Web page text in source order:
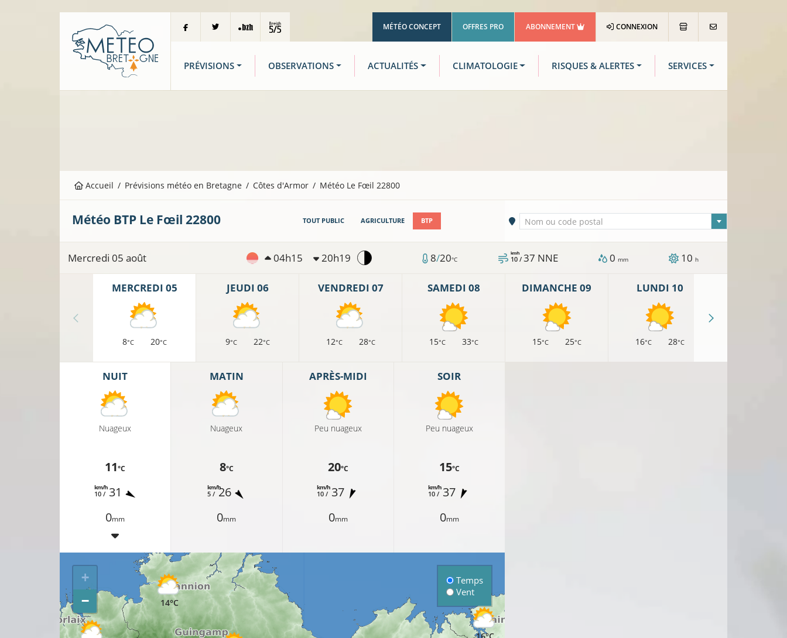
MÉTÉO CONCEPT OFFRES PRO ABONNEMENT CONNEXION
PRÉVISIONS OBSERVATIONS ACTUALITÉS CLIMATOLOGIE RISQUES & ALERTES SERVICES
Accueil Prévisions météo en Bretagne Côtes d'Armor Météo Le Fœil 22800
Météo BTP Le Fœil 22800 TOUT PUBLIC AGRICULTURE BTP Ville sélectionnée
Nom ou code postal
Mercredi 05 août 04h15 20h19 8/20°C 10 /
km/h 37 NNE 0 mm 10 h
MERCREDI 05
8°C 20°C
JEUDI 06
9°C 22°C
VENDREDI 07
12°C 28°C
SAMEDI 08
15°C 33°C
DIMANCHE 09
15°C 25°C
LUNDI 10
16°C 28°C
NUIT
Nuageux
11°C
10 /
km/h 31
0mm
MATIN
Nuageux
8°C
5 /
km/h26
0mm
APRÈS-MIDI
Peu nuageux
20°C
10 /
km/h 37
0mm
SOIR
Peu nuageux
15°C
10 /
km/h 37
0mm
14°C
+
−
Temps
Vent